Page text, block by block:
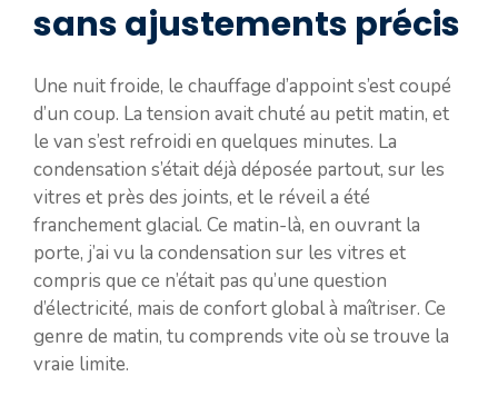
sans ajustements précis
Une nuit froide, le chauffage d’appoint s’est coupé
d’un coup. La tension avait chuté au petit matin, et
le van s’est refroidi en quelques minutes. La
condensation s’était déjà déposée partout, sur les
vitres et près des joints, et le réveil a été
franchement glacial. Ce matin-là, en ouvrant la
porte, j’ai vu la condensation sur les vitres et
compris que ce n’était pas qu’une question
d’électricité, mais de confort global à maîtriser. Ce
genre de matin, tu comprends vite où se trouve la
vraie limite.